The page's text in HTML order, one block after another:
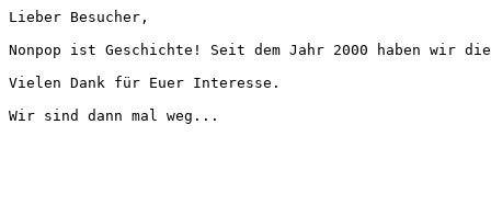
Lieber Besucher,
Nonpop ist Geschichte! Seit dem Jahr 2000 haben wir
Vielen Dank für Euer Interesse.
Wir sind dann mal weg...